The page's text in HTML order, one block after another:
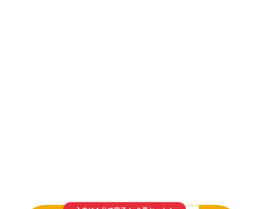
入力は１分で完了！ ３冊セット！